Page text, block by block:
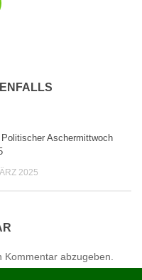
Politischer Aschermittwoch
2025
Kommentar abzugeben.